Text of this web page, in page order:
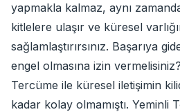
yapmakla kalmaz, aynı
kitlelere ulaşır ve küresel
sağlamlaştırırsınız. Başarıya
engel olmasına izin
Tercüme ile küresel iletişimin
kadar kolay olmamıştı. Yeminli